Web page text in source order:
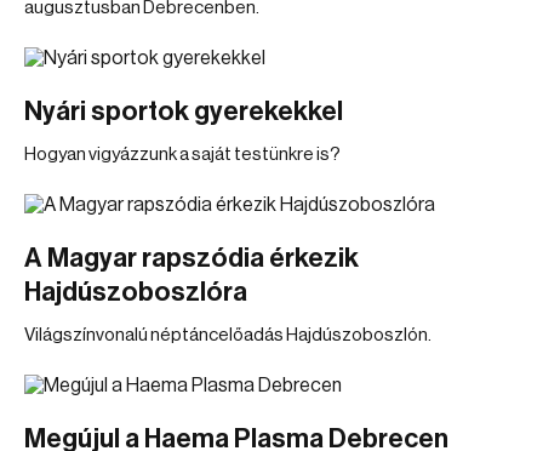
augusztusban Debrecenben.
Nyári sportok gyerekekkel
Hogyan vigyázzunk a saját testünkre is?
A Magyar rapszódia érkezik
Hajdúszoboszlóra
Világszínvonalú néptáncelőadás Hajdúszoboszlón.
Megújul a Haema Plasma Debrecen